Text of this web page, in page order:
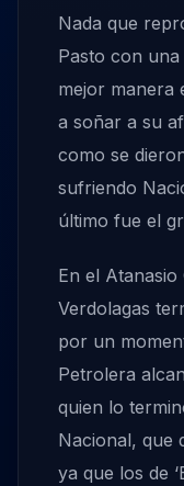
Nada que
Pasto con
mejor manera
a soñar a su
como se
sufriendo
último fue el
En el
Verdolagas
por un
Petrolera
quien lo
Nacional, que
ya que los de